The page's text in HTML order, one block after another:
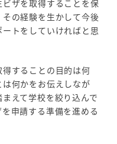
ザを取得することを保
の経験を生かして今後
トをしていければと思
することの目的は何
何かをお伝えしなが
えて学校を絞り込んで
申請する準備を進める